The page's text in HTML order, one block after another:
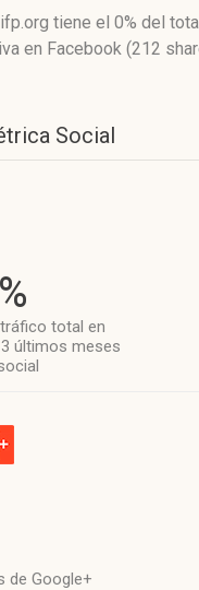
tiene el 0% del
en Facebook (212
Social
total en
últimos meses
de Google+